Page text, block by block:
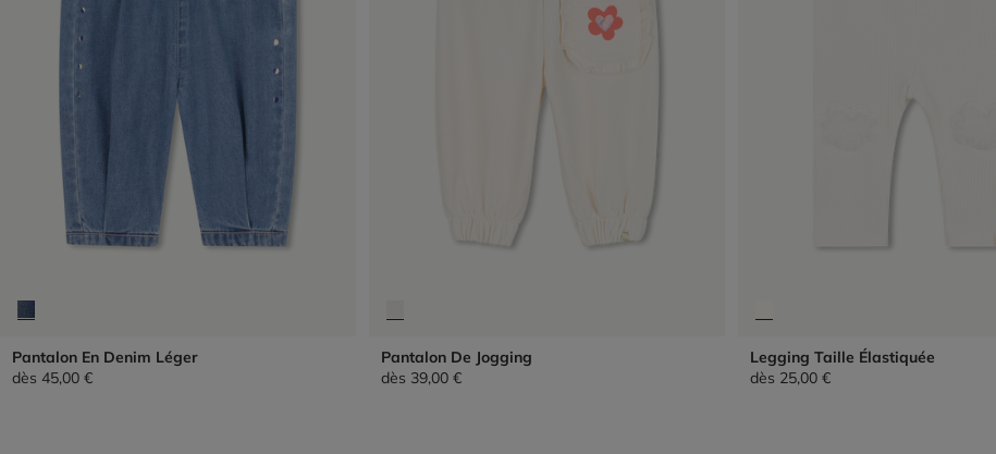
Pantalon En Denim Léger
dès 45,00 €
Pantalon De Jogging
dès 39,00 €
Legging Taille Élastiquée
dès 25,00 €